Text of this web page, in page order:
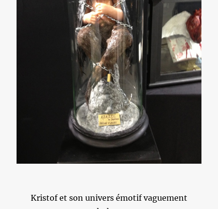
Kristof et son univers émotif vaguement